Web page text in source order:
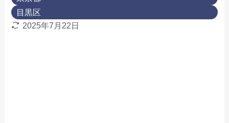
目黒区
2025年7月22日